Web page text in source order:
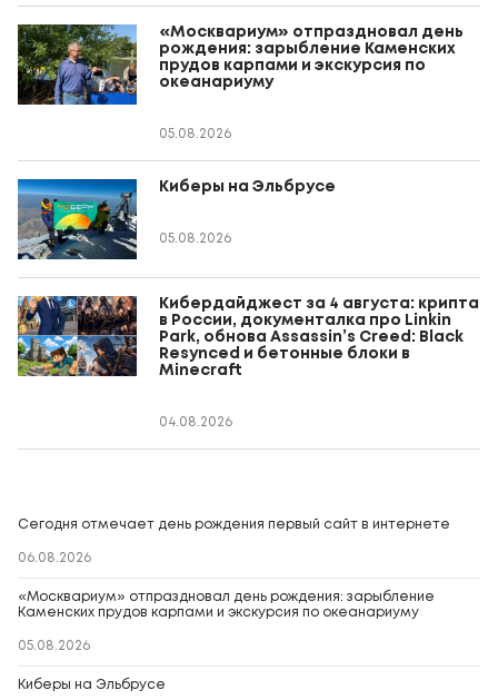
«Москвариум» отпраздновал день
рождения: зарыбление Каменских
прудов карпами и экскурсия по
океанариуму
05.08.2026
Киберы на Эльбрусе
05.08.2026
Кибердайджест за 4 августа: крипта
в России, документалка про Linkin
Park, обнова Assassin’s Creed: Black
Resynced и бетонные блоки в
Minecraft
04.08.2026
Сегодня отмечает день рождения первый сайт в интернете
06.08.2026
«Москвариум» отпраздновал день рождения: зарыбление
Каменских прудов карпами и экскурсия по океанариуму
05.08.2026
Киберы на Эльбрусе